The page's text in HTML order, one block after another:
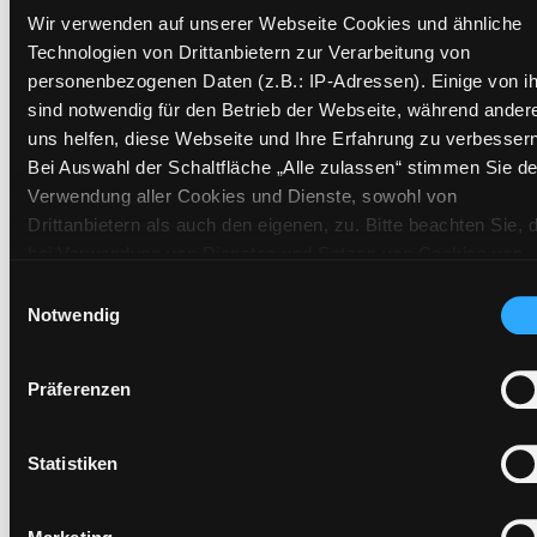
Wir verwenden auf unserer Webseite Cookies und ähnliche
Technologien von Drittanbietern zur Verarbeitung von
personenbezogenen Daten (z.B.: IP-Adressen). Einige von
sind notwendig für den Betrieb der Webseite, während
uns helfen, diese Webseite und Ihre Erfahrung zu
Bei Auswahl der Schaltfläche „Alle zulassen“ stimmen Sie
Verwendung aller Cookies und Dienste, sowohl von
Drittanbietern als auch den eigenen, zu. Bitte beachten Sie,
(Länder außerhalb des EWR ohne adäquates
Datenschutzniveau) stattfinden kann. In diesem
ausgeschlossen werden. Eine Verarbeitung durch solche
Einwilligung erteilen („Auswahl erlauben“) oder auf die
Schaltfläche „Alle zulassen“ klicken. Unter dem Punkt
Notwendig
Präferenzen
Statistiken
Signatur:DR WIS
Standort 2:Ausleihe
Status:Verfügbar
Vorbestellungen:0
Mediengruppe: Belletristik
Frist:
Zweigstelle:
Standort 2: